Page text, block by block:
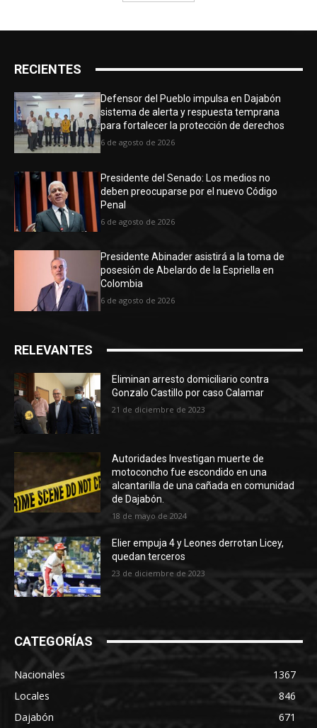
RECIENTES
Defensor del Pueblo impulsa en Dajabón
sistema de alerta y respuesta temprana
para fortalecer la protección de derechos
6 de agosto de 2026
Presidente del Senado: Los medios no
deben preocuparse por el nuevo Código
Penal
6 de agosto de 2026
Presidente Abinader asistirá a la toma de
posesión de Abelardo de la Espriella en
Colombia
6 de agosto de 2026
RELEVANTES
Eliminan arresto domiciliario contra
Gonzalo Castillo por caso Calamar
21 de diciembre de 2023
Autoridades Investigan muerte de
motoconcho fue escondido en una
alcantarilla de una cañada en comunidad
de Dajabón.
18 de mayo de 2024
Elier empuja 4 y Leones derrotan Licey,
quedan terceros
23 de diciembre de 2023
CATEGORÍAS
Nacionales
1367
Locales
846
Dajabón
671